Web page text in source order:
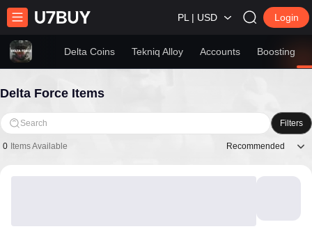
PL | USD Login
Delta Coins Tekniq Alloy Accounts Boosting
Delta Force Items
Search Filters
0 Items Available Recommended